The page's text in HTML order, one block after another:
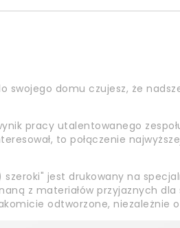
domu czujesz, że
pracy utalentowanego
to połączenie
jest drukowany na
z materiałów przyjaznych
odtworzone, niezależnie